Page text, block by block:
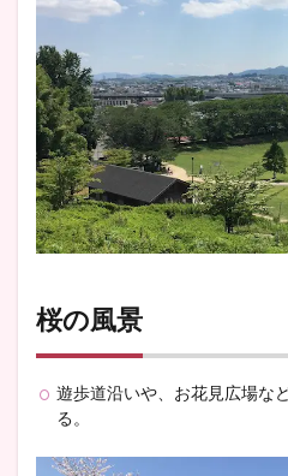
桜の風景
遊歩道沿いや、お花見広場な
る。